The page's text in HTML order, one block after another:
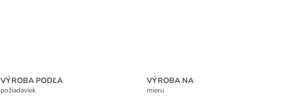
VÝROBA PODĽA
požiadaviek
VÝROBA NA
mieru